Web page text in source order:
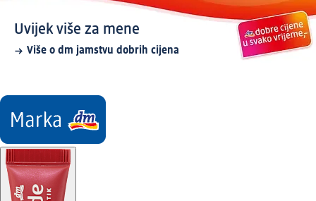
Uvijek više za mene
Više o dm jamstvu dobrih cijena